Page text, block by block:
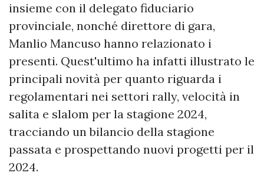
insieme con il delegato fiduciario
provinciale, nonché direttore di gara,
Manlio Mancuso hanno relazionato i
presenti. Quest'ultimo ha infatti illustrato le
principali novità per quanto riguarda i
regolamentari nei settori rally, velocità in
salita e slalom per la stagione 2024,
tracciando un bilancio della stagione
passata e prospettando nuovi progetti per il
2024.